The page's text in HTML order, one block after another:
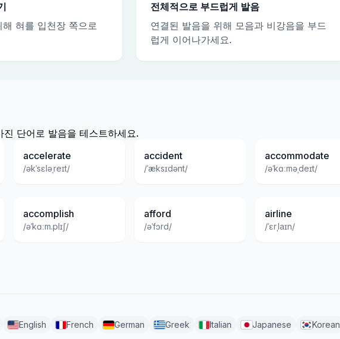
혀를 입천장 쪽으로
전체적으로 부드럽게 발음
연결된 발음을 위해 모음과 비강음을 부드
럽게 이어나가세요.
단어로 발음을 테스트하세요.
accelerate
/əkˈsɛləˌreɪt/
accident
/ˈæksɪdənt/
accommodate
/əˈkɑːməˌdeɪt/
accomplish
/əˈkɑːm.plɪʃ/
afford
/əˈfɔrd/
airline
/ˈɛrˌlaɪn/
English French German Greek Italian Japanese Korean